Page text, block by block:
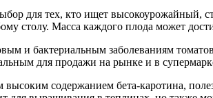
для тех, кто ищет
столу. Масса каждого плода может
и бактериальным заболеваниям
для продажи на рынке и в
высоким содержанием бета-каротина,